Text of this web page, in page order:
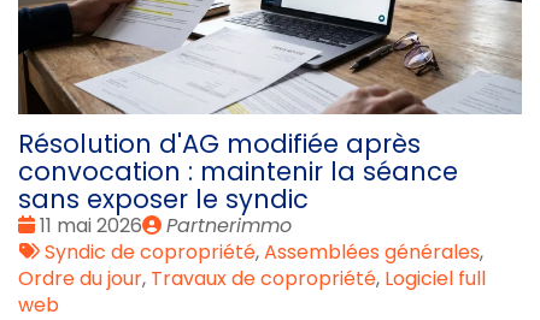
Résolution d'AG modifiée après
convocation : maintenir la séance
sans exposer le syndic
Date
:
11 mai 2026
Publié
par
Partnerimmo
Tags
:
Syndic de copropriété,Assemblées générales,
Ordre du jour, Travaux de copropriété, Logiciel full
web